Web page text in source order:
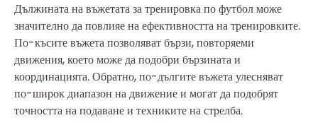
Дължината на въжетата за тренировка по футбол може
значително да повлияе на ефективността на тренировките.
По-късите въжета позволяват бързи, повторяеми
движения, което може да подобри бързината и
координацията. Обратно, по-дългите въжета улесняват
по-широк диапазон на движение и могат да подобрят
точността на подаване и техниките на стрелба.